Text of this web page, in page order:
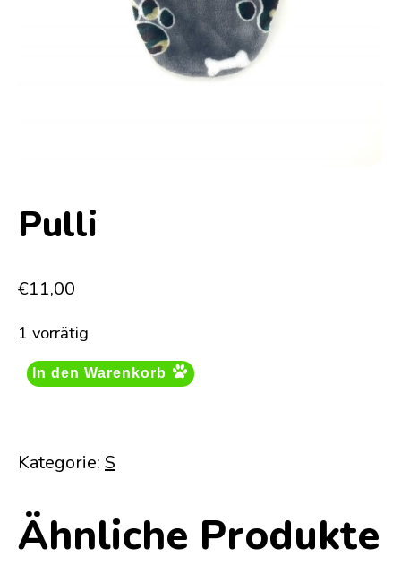
Pulli
€11,00
1 vorrätig
In den Warenkorb
Kategorie: S
Ähnliche Produkte